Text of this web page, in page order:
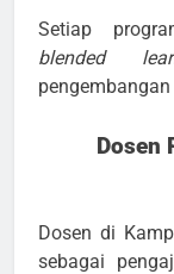
Setiap
blended
Dosen
Dosen di
sebagai